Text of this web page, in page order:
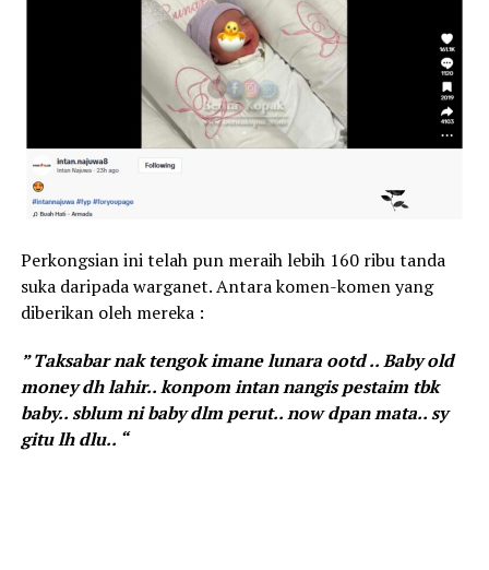
Perkongsian ini telah pun meraih lebih 160 ribu tanda
suka daripada warganet. Antara komen-komen yang
diberikan oleh mereka :
” Taksabar nak tengok imane lunara ootd .. Baby old
money dh lahir.. konpom intan nangis pestaim tbk
baby.. sblum ni baby dlm perut.. now dpan mata.. sy
gitu lh dlu.. “